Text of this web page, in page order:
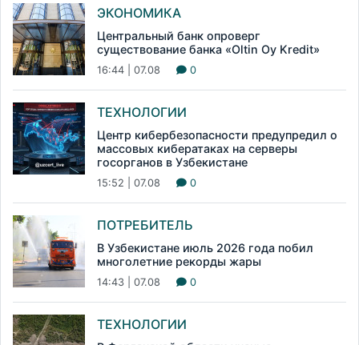
ЭКОНОМИКА
Центральный банк опроверг
существование банка «Oltin Oy Kredit»
16:44 | 07.08 0
ТЕХНОЛОГИИ
Центр кибербезопасности предупредил о
массовых кибератаках на серверы
госорганов в Узбекистане
15:52 | 07.08 0
ПОТРЕБИТЕЛЬ
В Узбекистане июль 2026 года побил
многолетние рекорды жары
14:43 | 07.08 0
ТЕХНОЛОГИИ